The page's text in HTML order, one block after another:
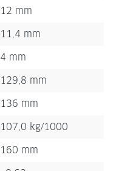
12 mm
11,4 mm
4 mm
129,8 mm
136 mm
107,0 kg/1000
160 mm